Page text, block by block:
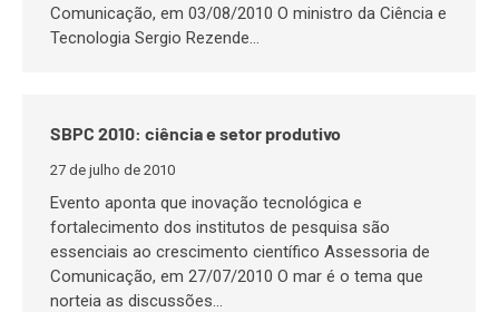
Comunicação, em 03/08/2010 O ministro da Ciência e
Tecnologia Sergio Rezende…
SBPC 2010: ciência e setor produtivo
27 de julho de 2010
Evento aponta que inovação tecnológica e
fortalecimento dos institutos de pesquisa são
essenciais ao crescimento científico Assessoria de
Comunicação, em 27/07/2010 O mar é o tema que
norteia as discussões…